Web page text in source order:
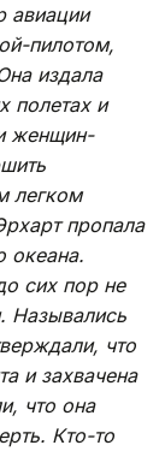
авиации
пилотом,
издала
полетах и
женщин-
легком
пропала
океана.
сих пор не
Назывались
что
и захвачена
что она
Кто-то